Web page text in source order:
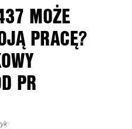
MOŻE
PRACĘ?
PR